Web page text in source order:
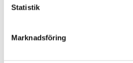
Statistik
Marknadsföring